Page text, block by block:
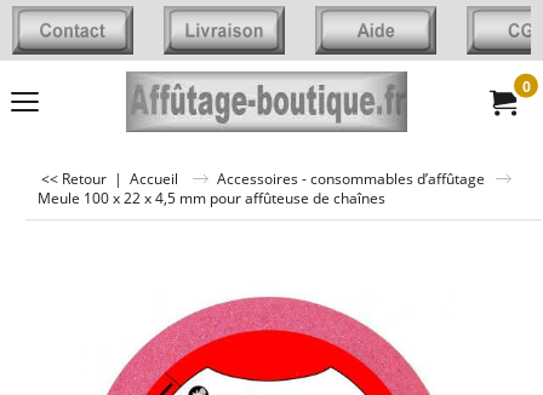
0
<< Retour | Accueil
Accessoires - consommables d’affûtage
Meule 100 x 22 x 4,5 mm pour affûteuse de chaînes